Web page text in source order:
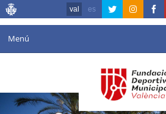
val es
Menú
Agenda